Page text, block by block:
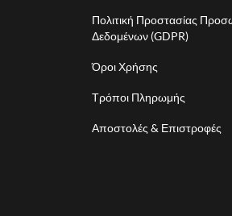
Πολιτική Προστασίας
Δεδομένων (GDPR)
Όροι Χρήσης
Τρόποι Πληρωμής
Αποστολές & Επιστροφές